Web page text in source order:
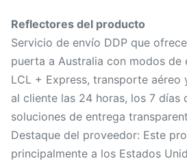
Reflectores del producto
Servicio de envío DDP que
puerta a Australia con modos de
LCL + Express, transporte
al cliente las 24 horas, los 7 días
soluciones de entrega
Destaque del proveedor: Este
principalmente a los Estados